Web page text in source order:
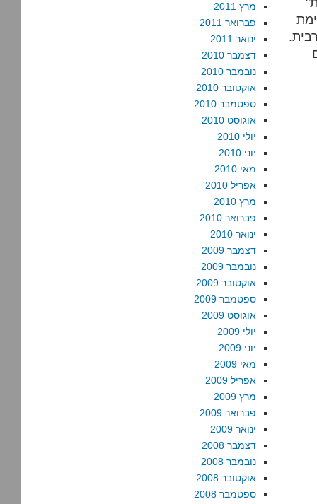
מרץ 2011
פברואר 2011
ינואר 2011
דצמבר 2010
נובמבר 2010
אוקטובר 2010
ספטמבר 2010
אוגוסט 2010
יולי 2010
יוני 2010
מאי 2010
אפריל 2010
מרץ 2010
פברואר 2010
ינואר 2010
דצמבר 2009
נובמבר 2009
אוקטובר 2009
ספטמבר 2009
אוגוסט 2009
יולי 2009
יוני 2009
מאי 2009
אפריל 2009
מרץ 2009
פברואר 2009
ינואר 2009
דצמבר 2008
נובמבר 2008
אוקטובר 2008
ספטמבר 2008